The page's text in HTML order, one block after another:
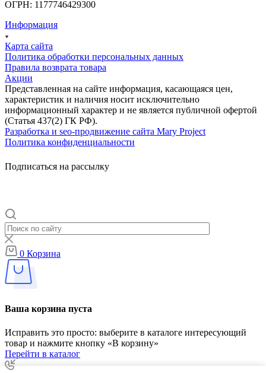
ОГРН: 1177746429300
Информация
Карта сайта
Политика обработки персональных данных
Правила возврата товара
Акции
Представленная на сайте информация, касающаяся цен,
характеристик и наличия носит исключительно
информационный характер и не является публичной офертой
(Статья 437(2) ГК РФ).
Разработка и seo-продвижение сайта Mary Project
Политика конфиденциальности
Подписаться на рассылку
0 Корзина
Ваша корзина пуста
Исправить это просто: выберите в каталоге интересующий
товар и нажмите кнопку «В корзину»
Перейти в каталог